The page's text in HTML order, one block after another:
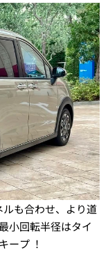
も合わせ、より道
小回転半径はタイ
ープ ！